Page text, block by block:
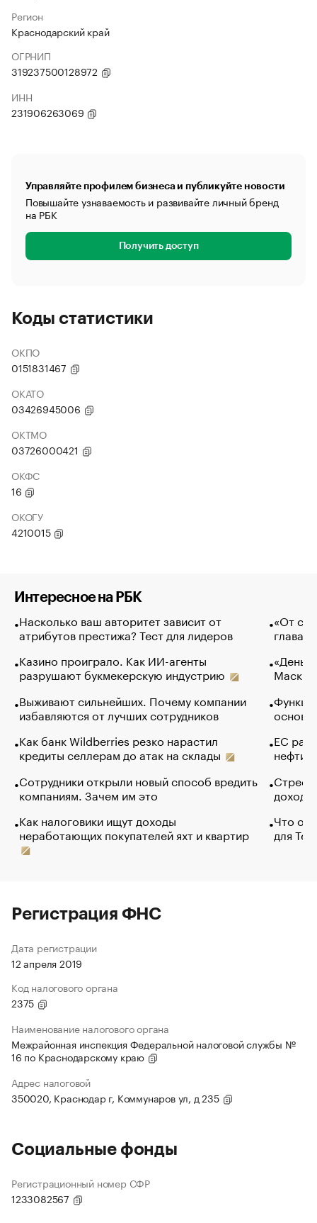
Регион
Краснодарский край
ОГРНИП
319237500128972
ИНН
231906263069
Управляйте профилем бизнеса и публикуйте новости
Повышайте узнаваемость и развивайте личный бренд
на РБК
Получить доступ
Коды статистики
ОКПО
0151831467
ОКАТО
03426945006
ОКТМО
03726000421
ОКФС
16
ОКОГУ
4210015
Интересное на РБК
Насколько ваш авторитет зависит от
атрибутов престижа? Тест для лидеров
Казино проиграло. Как ИИ-агенты
разрушают букмекерскую индустрию
Выживают сильнейших. Почему компании
избавляются от лучших сотрудников
Как банк Wildberries резко нарастил
кредиты селлерам до атак на склады
Сотрудники открыли новый способ вредить
компаниям. Зачем им это
Как налоговики ищут доходы
неработающих покупателей яхт и квартир
«От
глава
Маск в
основ
ЕС
нефти
Что
для
Регистрация ФНС
Дата регистрации
12 апреля 2019
Код налогового органа
2375
Наименование налогового органа
Межрайонная инспекция Федеральной налоговой службы №
16 по Краснодарскому краю
Адрес налоговой
350020, Краснодар г, Коммунаров ул, д 235
Социальные фонды
Регистрационный номер СФР
1233082567